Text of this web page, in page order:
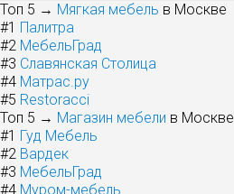
Топ 5 → Мягкая мебель в Москве
#1 Палитра
#2 МебельГрад
#3 Славянская Столица
#4 Матрас.ру
#5 Restoracci
Топ 5 → Магазин мебели в Москве
#1 Гуд Мебель
#2 Вардек
#3 МебельГрад
#4 Муром-мебель